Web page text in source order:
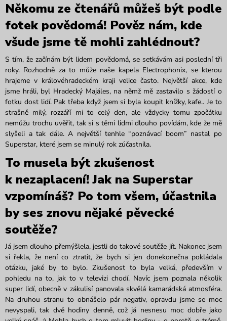
Někomu ze čtenářů můžeš být podle
fotek povědomá! Pověz nám, kde
všude jsme tě mohli zahlédnout?
S tím, že začínám být lidem povědomá, se setkávám asi poslední tři
roky. Rozhodně za to může naše kapela Electrophonix, se kterou
hrajeme v královéhradeckém kraji velice často. Největší akce, kde
jsme hráli, byl Hradecký Majáles, na němž mě zastavilo s žádostí o
fotku dost lidí. Pak třeba když jsem si byla koupit knížky, kafe.. Je to
strašně milý, rozzáří mi to celý den, ale vždycky tomu zpočátku
nemůžu trochu uvěřit, tak si s těmi lidmi dlouho povídám, kde že mě
slyšeli a tak dále. A největší tenhle “poznávací boom” nastal po
Superstar, které jsem se minulý rok zúčastnila.
To musela být zkušenost
k nezaplacení! Jak na Superstar
vzpomínáš? Po tom všem, účastnila
by ses znovu nějaké pěvecké
soutěže?
Já jsem dlouho přemýšlela, jestli do takové soutěže jít. Nakonec jsem
si řekla, že není co ztratit, že bych si jen donekonečna pokládala
otázku, jaké by to bylo. Zkušenost to byla velká, především v
pohledu na to, jak to v televizi chodí. Navíc jsem poznala několik
super lidí, obecně v zákulisí panovala skvělá kamarádská atmosféra.
Na druhou stranu to obnášelo pár negativ, opravdu jsme se moc
nevyspali, tak dvě hodiny denně, což já nesnesu moc dobře jako